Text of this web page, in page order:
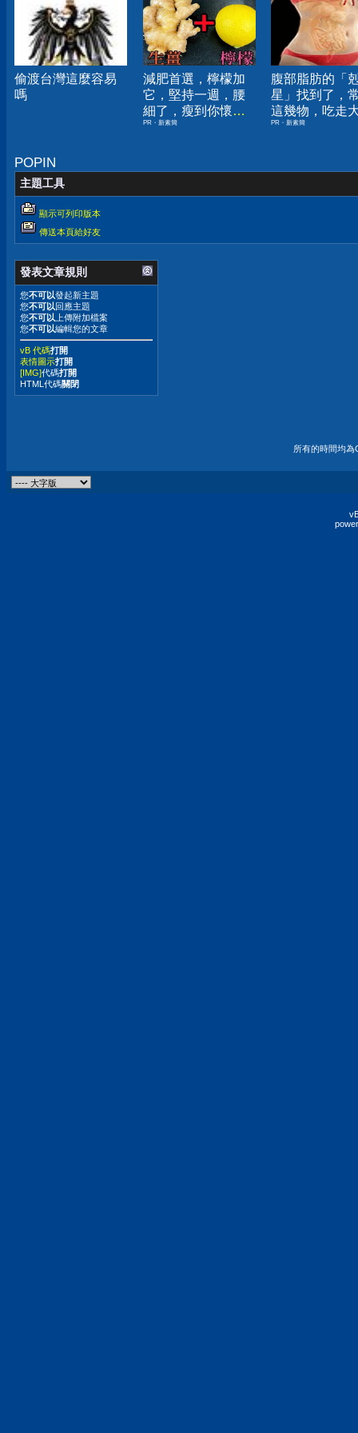
偷渡台灣這麼容易
嗎
減肥首選，檸檬加
它，堅持一週，腰
細了，瘦到你懷疑
人生
PR・新素簡
腹部脂肪的「
星」找到了，
這幾物，吃走
囊，瘦出小蠻
PR・新素簡
POPIN
主題工具
顯示可列印版本
傳送本頁給好友
發表文章規則
您不可以發起新主題
您不可以回應主題
您不可以 上傳附加檔案
您不可以編輯您的文章
vB 代碼打開
表情圖示打開
[IMG]代碼打開
HTML代碼關閉
所有的時間均為